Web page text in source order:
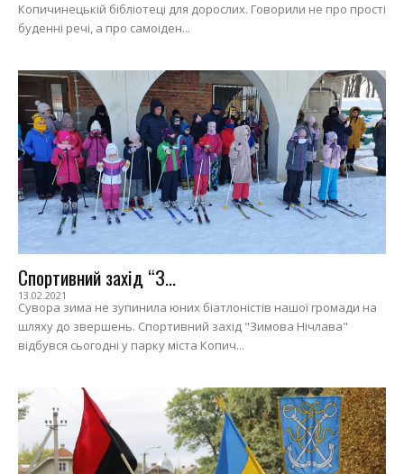
Копичинецькій бібліотеці для дорослих. Говорили не про прості
буденні речі, а про самоіден...
Спортивний захід “З...
13.02.2021
Сувора зима не зупинила юних біатлоністів нашої громади на
шляху до звершень. Спортивний захід "Зимова Нічлава"
відбувся сьогодні у парку міста Копич...